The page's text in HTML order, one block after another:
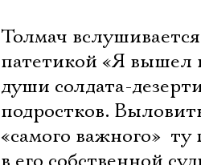
Толмач
патетикой «Я вышел
души солдата-
подростков.
«самого важного» 